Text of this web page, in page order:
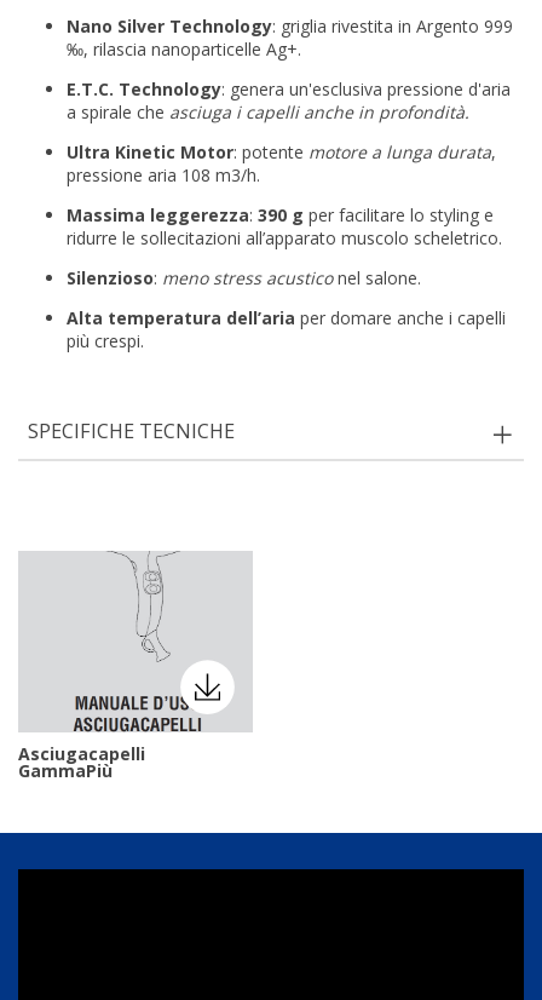
Nano Silver Technology: griglia rivestita in Argento 999
‰, rilascia nanoparticelle Ag+.
E.T.C. Technology: genera un'esclusiva pressione d'aria
a spirale che asciuga i capelli anche in profondità.
Ultra Kinetic Motor: potente motore a lunga durata,
pressione aria 108 m3/h.
Massima leggerezza: 390 g per facilitare lo styling e
ridurre le sollecitazioni all’apparato muscolo scheletrico.
Silenzioso: meno stress acusticonel salone.
Alta temperatura dell’aria per domare anche i capelli
più crespi.
SPECIFICHE TECNICHE
Asciugacapelli
GammaPiù